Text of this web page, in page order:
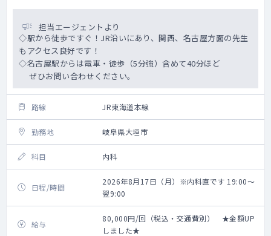
担当エージェントより
◇駅から徒歩ですぐ！JR沿いにあり、関西、名古屋方面の先生
もアクセス良好です！
◇名古屋駅からは電車・徒歩（5分強）含めて40分ほど
ぜひお問い合わせください。
路線 JR東海道本線
勤務地 岐阜県大垣市
科目 内科
日程/時間
2026年8月17日（月）※内科直です 19:00～
翌9:00
給与
80,000円/回（税込・交通費別） ★金額UP
しました★